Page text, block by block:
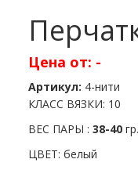
Цена от: -
Артикул: 4-нити
КЛАСС ВЯЗКИ: 10
ВЕС ПАРЫ : 38-40гр.
ЦВЕТ: белый